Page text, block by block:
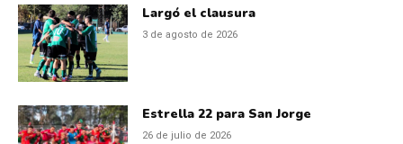
Largó el clausura
3 de agosto de 2026
Estrella 22 para San Jorge
26 de julio de 2026